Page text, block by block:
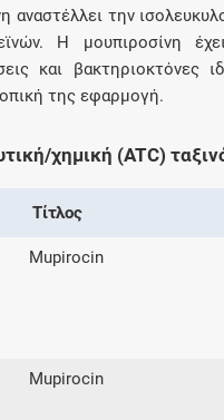
αναστέλλει την
Η μουπιροσίνη
και βακτηριοκτόνες
της εφαρμογή.
χημική (ATC)
Τίτλος
Mupirocin
Mupirocin